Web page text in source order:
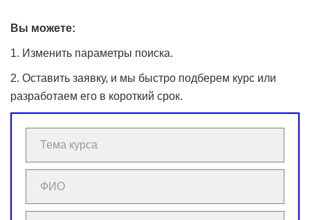
Вы можете:
1. Изменить параметры поиска.
2. Оставить заявку, и мы быстро подберем курс или
разработаем его в короткий срок.